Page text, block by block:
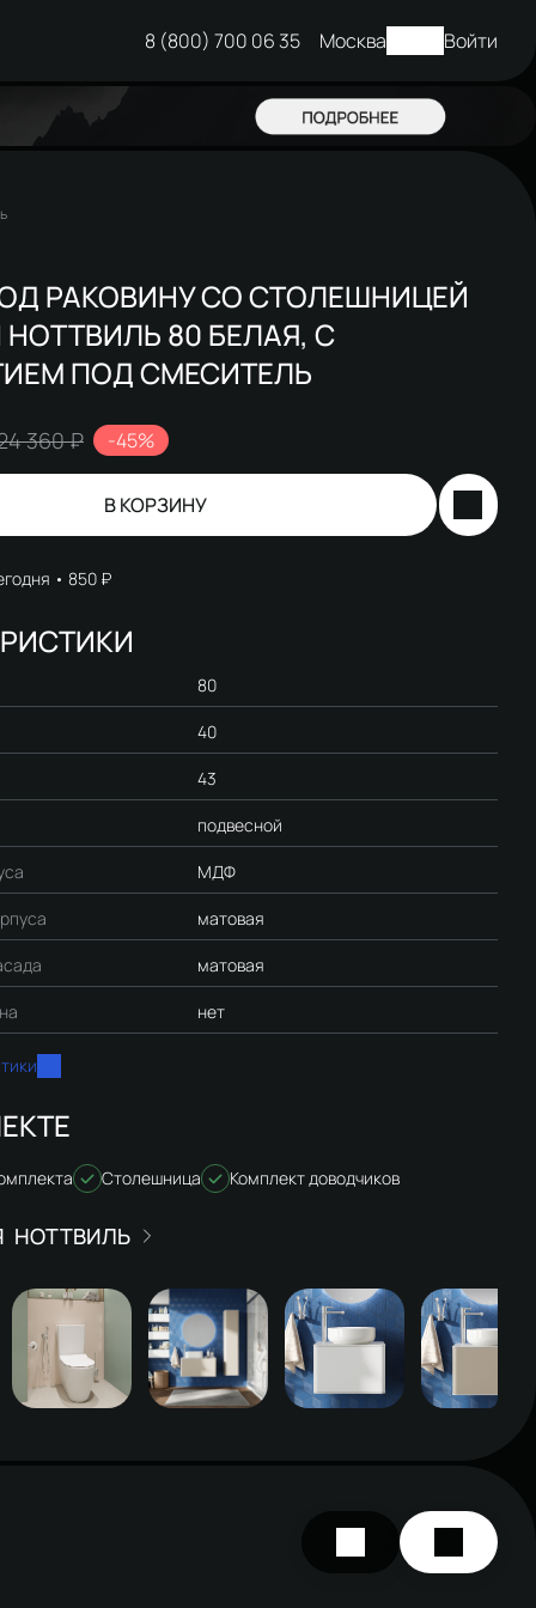
8 (800) 700 06 35 Москва Войти
РАКОВИНУ СО СТОЛЕШНИЦЕЙ
НОТТВИЛЬ 80 БЕЛАЯ, С
ПОД СМЕСИТЕЛЬ
360 ₽ -45%
В КОРЗИНУ
850 ₽
80
40
43
подвесной
МДФ
матовая
матовая
нет
Столешница Комплект доводчиков
НОТТВИЛЬ